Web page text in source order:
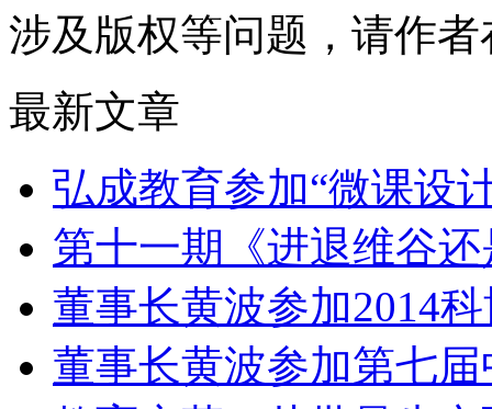
涉及版权等问题，请作
最新文章
弘成教育参加“微课设
第十一期《进退维谷
董事长黄波参加2014
董事长黄波参加第七